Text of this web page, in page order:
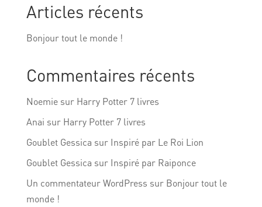
Articles récents
Bonjour tout le monde !
Commentaires récents
Noemiesur Harry Potter 7 livres
Anai sur Harry Potter 7 livres
Goublet Gessica sur Inspiré par Le Roi Lion
Goublet Gessica sur Inspiré par Raiponce
Un commentateur WordPress sur Bonjour tout le
monde !